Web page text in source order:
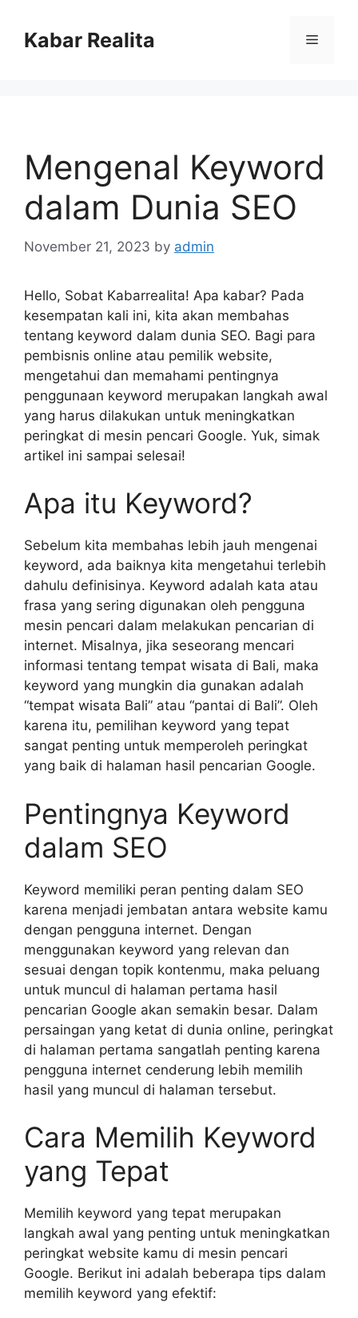
contentKabar Realita Menu
Mengenal Keyword
dalam Dunia SEO
November 21, 2023 by admin
Hello, Sobat Kabarrealita! Apa kabar? Pada
kesempatan kali ini, kita akan membahas
tentang keyword dalam dunia SEO. Bagi para
pembisnis online atau pemilik website,
mengetahui dan memahami pentingnya
penggunaan keyword merupakan langkah awal
yang harus dilakukan untuk meningkatkan
peringkat di mesin pencari Google. Yuk, simak
artikel ini sampai selesai!
Apa itu Keyword?
Sebelum kita membahas lebih jauh mengenai
keyword, ada baiknya kita mengetahui terlebih
dahulu definisinya. Keyword adalah kata atau
frasa yang sering digunakan oleh pengguna
mesin pencari dalam melakukan pencarian di
internet. Misalnya, jika seseorang mencari
informasi tentang tempat wisata di Bali, maka
keyword yang mungkin dia gunakan adalah
“tempat wisata Bali” atau “pantai di Bali”. Oleh
karena itu, pemilihan keyword yang tepat
sangat penting untuk memperoleh peringkat
yang baik di halaman hasil pencarian Google.
Pentingnya Keyword
dalam SEO
Keyword memiliki peran penting dalam SEO
karena menjadi jembatan antara website kamu
dengan pengguna internet. Dengan
menggunakan keyword yang relevan dan
sesuai dengan topik kontenmu, maka peluang
untuk muncul di halaman pertama hasil
pencarian Google akan semakin besar. Dalam
persaingan yang ketat di dunia online, peringkat
di halaman pertama sangatlah penting karena
pengguna internet cenderung lebih memilih
hasil yang muncul di halaman tersebut.
Cara Memilih Keyword
yang Tepat
Memilih keyword yang tepat merupakan
langkah awal yang penting untuk meningkatkan
peringkat website kamu di mesin pencari
Google. Berikut ini adalah beberapa tips dalam
memilih keyword yang efektif: